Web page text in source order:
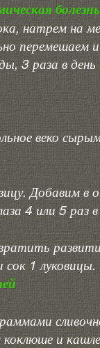
натрем на
перемешаем
3 раза в
веко
Добавим в
4 или 5 раз в
1 луковицы.
коклюше и